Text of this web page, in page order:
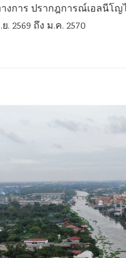
างการ ปรากฎการณ์เอลนี
2569 ถึง ม.ค. 2570